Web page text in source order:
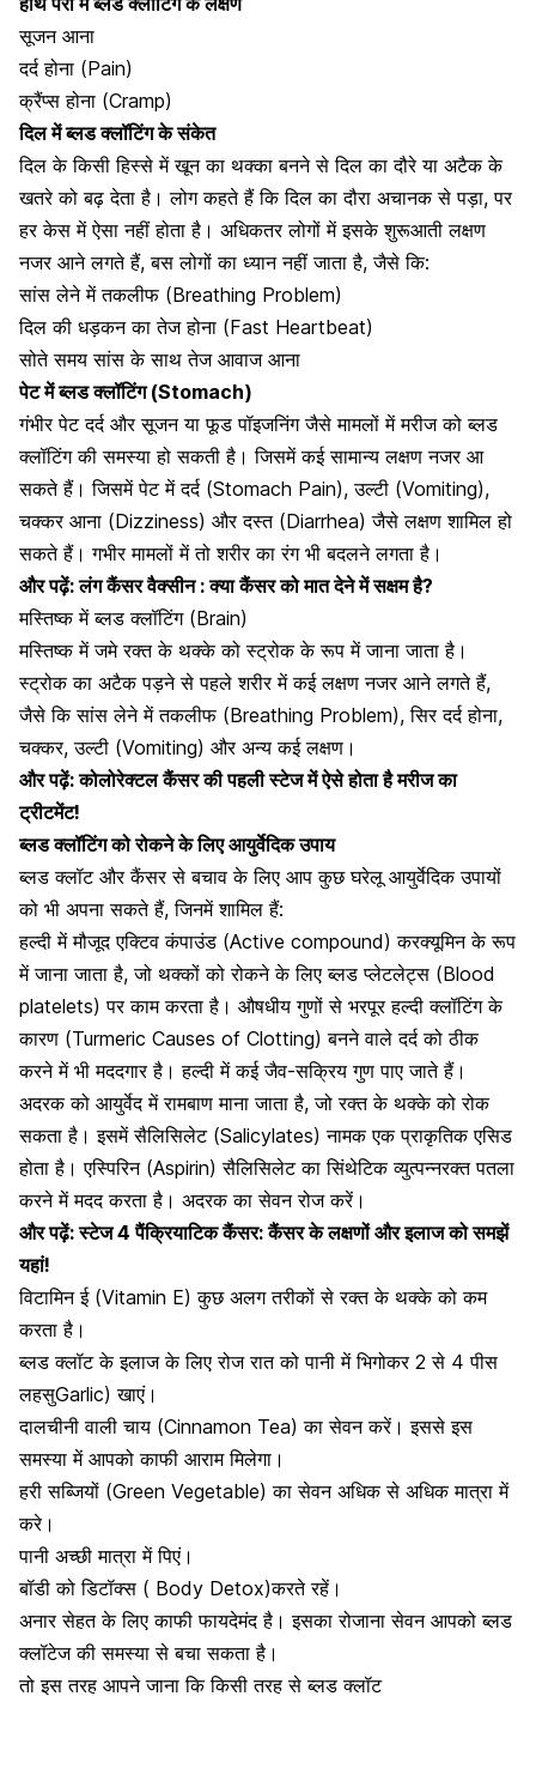
सूजन आना
दर्द होना (Pain)
क्रैंप्स होना (Cramp)
दिल में ब्लड क्लॉटिंग के संकेत
दिल के किसी हिस्से में खून का थक्का बनने से दिल का दौरे या अटैक के
खतरे को बढ़ देता है। लोग कहते हैं कि दिल का दौरा अचानक से पड़ा, पर
हर केस में ऐसा नहीं होता है। अधिकतर लोगों में इसके शुरूआती लक्षण
नजर आने लगते हैं, बस लोगों का ध्यान नहीं जाता है, जैसे कि:
सांस लेने में तकलीफ (Breathing Problem)
दिल की धड़कन का तेज होना (Fast Heartbeat)
सोते समय सांस के साथ तेज आवाज आना
पेट में ब्लड क्लॉटिंग (Stomach)
गंभीर पेट दर्द और सूजन या फूड पॉइजनिंग जैसे मामलों में मरीज को ब्लड
क्लॉटिंग की समस्या हो सकती है। जिसमें कई सामान्य लक्षण नजर आ
सकते हैं। जिसमें पेट में दर्द (Stomach Pain), उल्टी (Vomiting),
चक्कर आना (Dizziness) और दस्त (Diarrhea) जैसे लक्षण शामिल हो
सकते हैं। गभीर मामलों में तो शरीर का रंग भी बदलने लगता है।
और पढ़ें:लंग कैंसर वैक्सीन : क्या कैंसर को मात देने में सक्षम है?
मस्तिष्क में ब्लड क्लॉटिंग (Brain)
मस्तिष्क में जमे रक्त के थक्के को स्ट्रोक के रूप में जाना जाता है।
स्ट्रोक का अटैक पड़ने से पहले शरीर में कई लक्षण नजर आने लगते हैं,
जैसे कि सांस लेने में तकलीफ (Breathing Problem), सिर दर्द होना,
चक्कर, उल्टी (Vomiting) और अन्य कई लक्षण।
और पढ़ें:कोलोरेक्टल कैंसर की पहली स्टेज में ऐसे होता है मरीज का
ट्रीटमेंट!
ब्लड क्लॉटिंग को रोकने के लिए आयुर्वेदिक उपाय
ब्लड क्लॉट और कैंसर से बचाव के लिए आप कुछ घरेलू आयुर्वेदिक उपायों
को भी अपना सकते हैं, जिनमें शामिल हैं:
हल्दी में मौजूद एक्टिव कंपाउंड (Active compound) करक्यूमिन के रूप
में जाना जाता है, जो थक्कों को रोकने के लिए ब्लड प्लेटलेट्स (Blood
platelets) पर काम करता है। औषधीय गुणों से भरपूर हल्दी क्लॉटिंग के
कारण (Turmeric Causes of Clotting) बनने वाले दर्द को ठीक
करने में भी मददगार है। हल्दी में कई जैव-सक्रिय गुण पाए जाते हैं।
अदरक को आयुर्वेद में रामबाण माना जाता है, जोरक्त के थक्के को रोक
सकता है । इसमें सैलिसिलेट (Salicylates) नामक एक प्राकृतिक एसिड
होता है। एस्पिरिन (Aspirin) सैलिसिलेट का सिंथेटिक व्युत्पन्नरक्त पतला
करने में मदद करता है। अदरक का सेवन रोज करें।
और पढ़ें:स्टेज 4 पैंक्रियाटिक कैंसर: कैंसर के लक्षणों और इलाज को समझें
यहां!
विटामिन ई (Vitamin E) कुछ अलग तरीकों से रक्त के थक्के को कम
करता है।
ब्लड क्लॉट के इलाज के लिए रोज रात को पानी में भिगोकर 2 से 4 पीस
लहसुGarlic) खाएं।
दालचीनी वाली चाय (Cinnamon Tea) का सेवन करें। इससे इस
समस्या में आपको काफी आराम मिलेगा।
हरी सब्जियों (Green Vegetable) का सेवन अधिक से अधिक मात्रा में
करे।
पानी अच्छी मात्रा में पिएं।
बॉडी को डिटॉक्स ( Body Detox)करते रहें।
अनार सेहत के लिए काफी फायदेमंद है। इसका रोजाना सेवन आपको ब्लड
क्लॉटेज की समस्या से बचा सकता है।
तो इस तरह आपने जाना कि किसी तरह सेब्लड क्लॉट